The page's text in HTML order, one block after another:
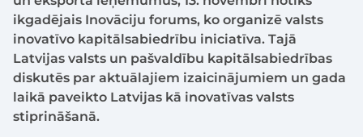
ikgadējais Inovāciju forums, ko organizē valsts
inovatīvo kapitālsabiedrību iniciatīva. Tajā
Latvijas valsts un pašvaldību kapitālsabiedrības
diskutēs par aktuālajiem izaicinājumiem un gada
laikā paveikto Latvijas kā inovatīvas valsts
stiprināšanā.